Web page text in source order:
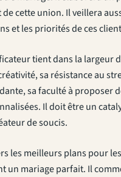
cette union. Il veillera
et les priorités de ces
tient dans la largeur
sa résistance au
sa faculté à proposer
Il doit être un
de soucis.
les meilleurs plans pour
un mariage parfait. Il